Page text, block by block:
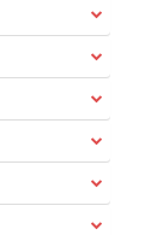
Frutta
Digitale
0.90 €